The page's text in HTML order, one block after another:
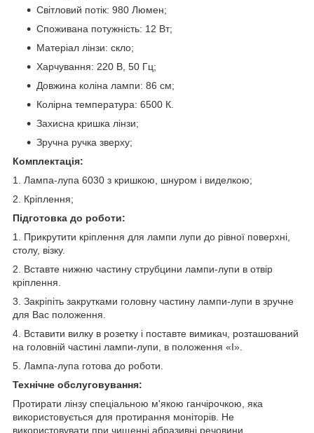
Світловий потік: 980 Люмен;
Споживана потужність: 12 Вт;
Матеріал лінзи: скло;
Харчування: 220 В, 50 Гц;
Довжина коліна лампи: 86 см;
Колірна температура: 6500 К.
Захисна кришка лінзи;
Зручна ручка зверху;
Комплектація:
1. Лампа-лупа 6030 з кришкою, шнуром і виделкою;
2. Кріплення;
Підготовка до роботи:
1. Прикрутити кріплення для лампи лупи до рівної поверхні,
столу, візку.
2. Вставте нижню частину струбцини лампи-лупи в отвір
кріплення.
3. Закріпіть закрутками головну частину лампи-лупи в зручне
для Вас положення.
4. Вставити вилку в розетку і поставте вимикач, розташований
на головній частині лампи-лупи, в положення «I».
5. Лампа-лупа готова до роботи.
Технічне обслуговування:
Протирати лінзу спеціальною м'якою ганчірочкою, яка
використовується для протирання моніторів. Не
використовувати при чищенні абразивні речовини.